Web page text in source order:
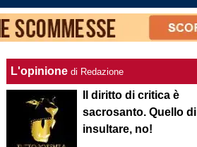
L'opinione di Redazione
Il diritto di critica è
sacrosanto. Quello di
insultare, no!